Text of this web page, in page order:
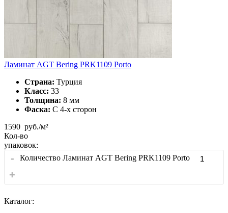
Ламинат AGT Bering PRK1109 Porto
Страна: Турция
Класс: 33
Толщина: 8 мм
Фаска: С 4-x сторон
1590 руб./м²
Кол-во
упаковок:
- Количество Ламинат AGT Bering PRK1109 Porto
+
Каталог: